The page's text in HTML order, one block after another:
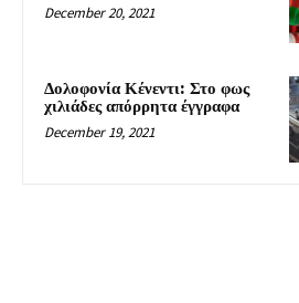
December 20, 2021
Δολοφονία Κένεντι: Στο φως
χιλιάδες απόρρητα έγγραφα
December 19, 2021